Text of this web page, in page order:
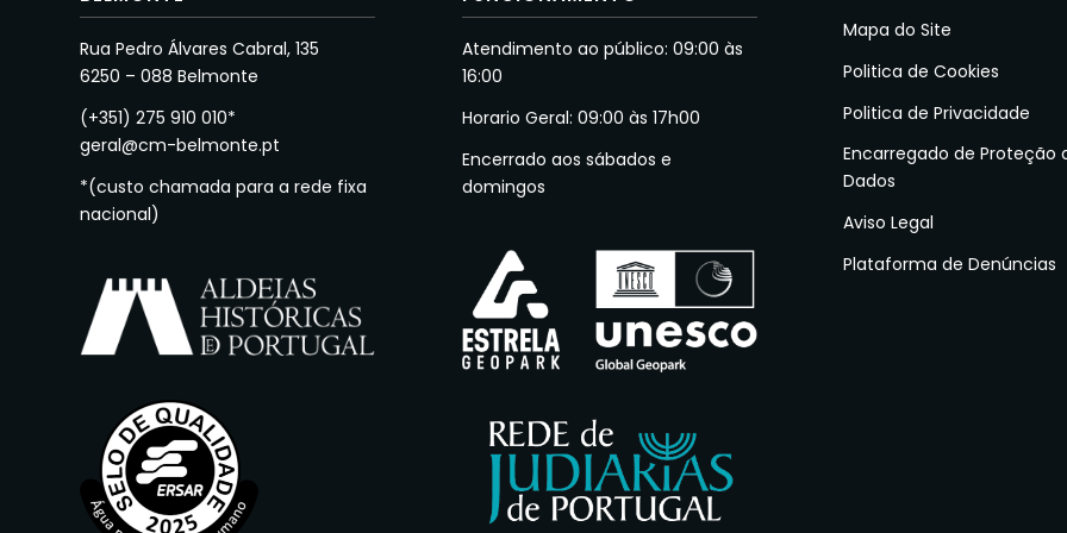
Rua Pedro Álvares Cabral, 135
6250 – 088 Belmonte
(+351) 275 910 010*
geral@cm-belmonte.pt
*(custo chamada para a rede fixa
nacional)
Atendimento ao público: 09:00 às
16:00
Horario Geral: 09:00 às 17h00
Encerrado aos sábados e
domingos
Mapa do Site
Politica de Cookies
Politica de Privacidade
Encarregado de Proteção
Dados
Aviso Legal
Plataforma de Denúncias